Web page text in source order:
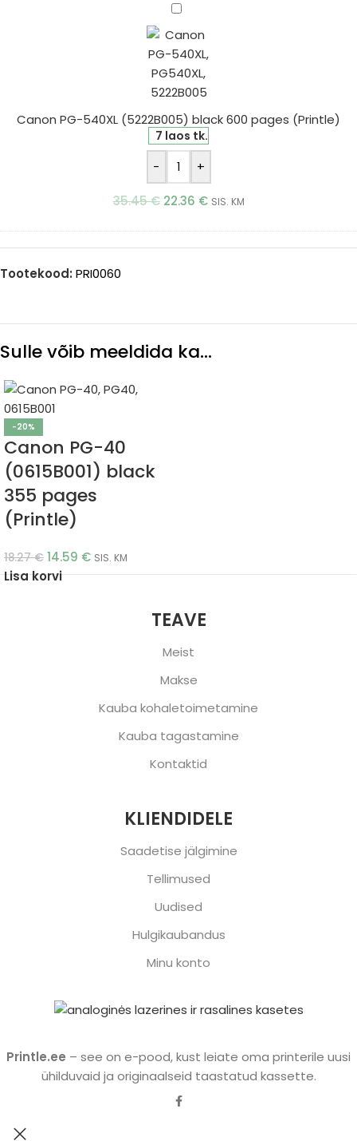
Canon
540XL
(5222B005)
black
pages
(Printle)
Canon PG-540XL (5222B005) black 600 pages (Printle)
7 laos tk.
- +
35.45€ 22.36 € SIS. KM
Tootekood: PRI0060
Sulle võib meeldida ka…
-20%
Canon PG-40
(0615B001) black
355 pages
(Printle)
18.27€ 14.59 € SIS. KM
Lisa korvi
TEAVE
Meist
Makse
Kauba kohaletoimetamine
Kauba tagastamine
Kontaktid
KLIENDIDELE
Saadetise jälgimine
Tellimused
Uudised
Hulgikaubandus
Minu konto
Printle.ee – see on e-pood, kust leiate oma printerile uusi
ühilduvaid ja originaalseid taastatud kassette.